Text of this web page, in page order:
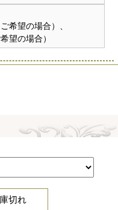
希望の場合）、
望の場合）
切れ